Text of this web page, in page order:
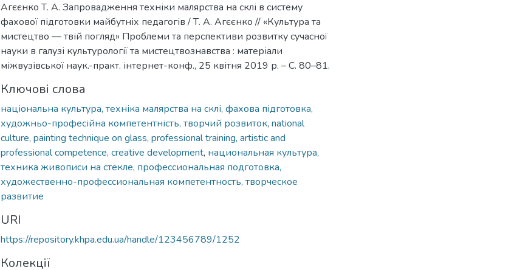
Агєєнко Т. А. Запровадження техніки малярства на склі в систему
фахової підготовки майбутніх педагогів / Т. А. Агєєнко // «Культура та
мистецтво –– твій погляд» Проблеми та перспективи розвитку сучасної
науки в галузі культурології та мистецтвознавства : матеріали
міжвузівської наук.-практ. інтернет-конф., 25 квітня 2019 р. – С. 80–81.
Ключові слова
національна культура, техніка малярства на склі, фахова підготовка,
художньо-професійна компетентність, творчий розвиток, national
culture, painting technique on glass, professional training, artistic and
professional competence, creative development, национальная культура,
техника живописи на стекле, профессиональная подготовка,
художественно-профессиональная компетентность, творческое
развитие
URI
https://repository.khpa.edu.ua/handle/123456789/1252
Колекції